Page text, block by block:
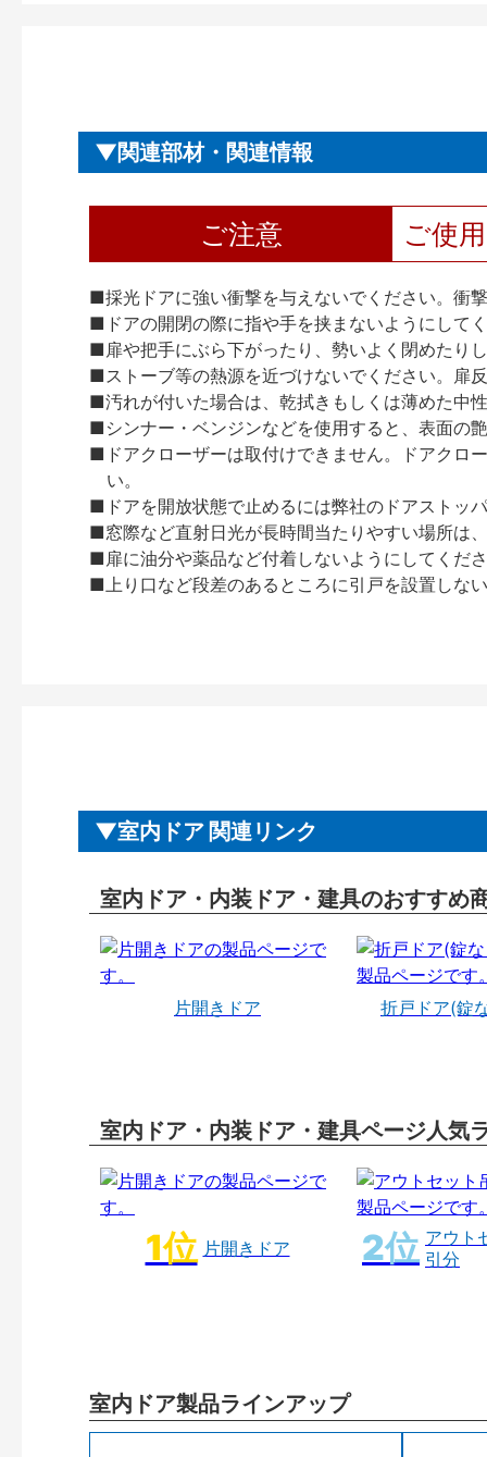
関連部材・関連情報
ご注意 ご使
■採光ドアに強い衝撃を与えないでください。衝
■ドアの開閉の際に指や手を挟まないようにしてく
■扉や把手にぶら下がったり、勢いよく閉めたりし
■ストーブ等の熱源を近づけないでください。扉
■汚れが付いた場合は、乾拭きもしくは薄めた中
■シンナー・ベンジンなどを使用すると、表面の
■ドアクローザーは取付けできません。ドアクロ
い。
■ドアを開放状態で止めるには弊社のドアストッ
■窓際など直射日光が長時間当たりやすい場所は
■扉に油分や薬品など付着しないようにしてくだ
■上り口など段差のあるところに引戸を設置しな
室内ドア 関連リンク
室内ドア・内装ドア・建具のおすすめ
片開きドア 折戸ドア(錠
室内ドア・内装ドア・建具ページ人気
片開きドア
アウト
引分
室内ドア製品ラインアップ